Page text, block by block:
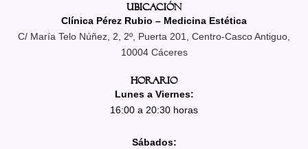
Ubicación
Clínica Pérez Rubio – Medicina Estética
C/ María Telo Núñez, 2, 2º, Puerta 201, Centro-Casco Antiguo,
10004 Cáceres
Horario
Lunes a Viernes:
16:00 a 20:30 horas
Sábados: